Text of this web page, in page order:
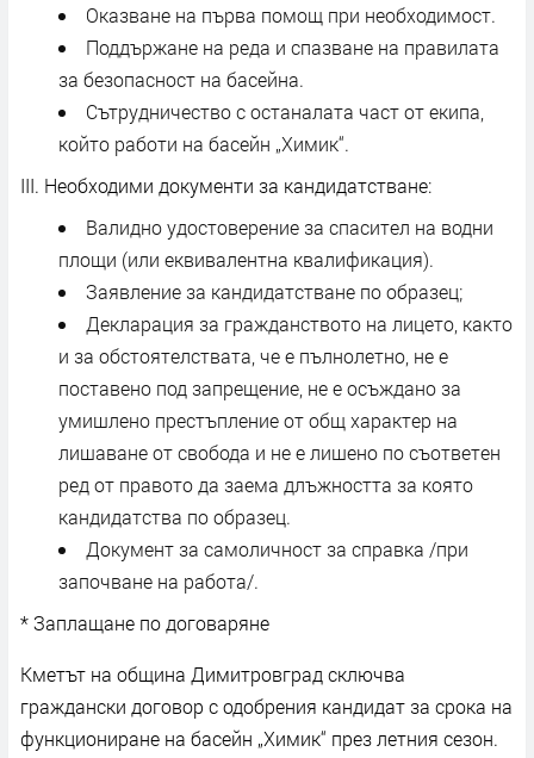
Оказване на първа помощ при необходимост.
Поддържане на реда и спазване на правилата
за безопасност на басейна.
Сътрудничество с останалата част от екипа,
който работи на басейн „Химик“.
III. Необходими документи за кандидатстване:
Валидно удостоверение за спасител на водни
площи (или еквивалентна квалификация).
Заявление за кандидатстване по образец;
Декларация за гражданството на лицето, както
и за обстоятелствата, че е пълнолетно, не е
поставено под запрещение, не е осъждано за
умишлено престъпление от общ характер на
лишаване от свобода и не е лишено по съответен
ред от правото да заема длъжността за която
кандидатства по образец.
Документ за самоличност за справка /при
започване на работа/.
* Заплащане по договаряне
Кметът на община Димитровград сключва
граждански договор с одобрения кандидат за срока на
функциониране на басейн „Химик“ през летния сезон.